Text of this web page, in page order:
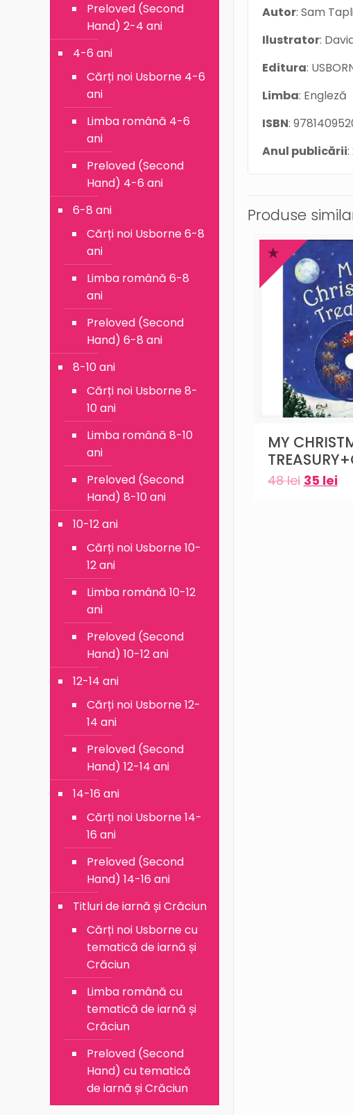
Autor: Sam
Ilustrator:
Editura:
Limba: Engleză
ISBN:
Anul publicării:
Produse
MY
48lei 35 lei
Preloved (Second
Hand) 2-4 ani
4-6 ani
Cărți noi Usborne 4-6
ani
Limba română 4-6
ani
Preloved (Second
Hand) 4-6 ani
6-8 ani
Cărți noi Usborne 6-8
ani
Limba română 6-8
ani
Preloved (Second
Hand) 6-8 ani
8-10 ani
Cărți noi Usborne 8-
10 ani
Limba română 8-10
ani
Preloved (Second
Hand) 8-10 ani
10-12 ani
Cărți noi Usborne 10-
12 ani
Limba română 10-12
ani
Preloved (Second
Hand) 10-12 ani
12-14 ani
Cărți noi Usborne 12-
14 ani
Preloved (Second
Hand) 12-14 ani
14-16 ani
Cărți noi Usborne 14-
16 ani
Preloved (Second
Hand) 14-16 ani
Titluri de iarnă și Crăciun
Cărți noi Usborne cu
tematică de iarnă și
Crăciun
Limba română cu
tematică de iarnă și
Crăciun
Preloved (Second
Hand) cu tematică
de iarnă și Crăciun